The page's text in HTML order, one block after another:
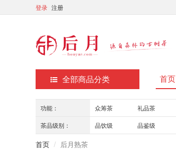
登录 注册
全部商品分类 首页
功能： 众筹茶 礼品茶
茶品级别： 品饮级 品鉴级
首页
后月熟茶